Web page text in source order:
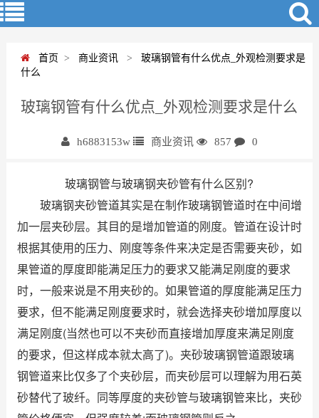
首页 > 商业资讯 >
玻璃钢管有什么优点_外观检测要求是
什么
玻璃钢管有什么优点_外观检测要求是什么
h6883153w 商业资讯 857 0
玻璃钢管与玻璃钢夹砂管有什么区别?
玻璃钢夹砂管道其实是在制作玻璃钢管道时在中间增
加一层夹砂层。其目的是增加管道的刚度。管道在设计时
根据其使用的压力、刚度等条件来决定是否需要夹砂，如
果管道的厚度即能满足压力的要求又能满足刚度的要求
时，一般来说是不用夹砂的。如果管道的厚度能满足压力
要求，但不能满足刚度要求时，就会选择夹砂增加厚度以
满足刚度(当然也可以不夹砂而直接增加厚度来满足刚度
的要求，但这样成本就太高了)。夹砂玻璃钢管道跟玻璃
钢管道来比仅多了个夹砂层，而夹砂层可以理解为用石英
砂替代了玻纤。同等厚度的夹砂管与玻璃钢管来比，夹砂